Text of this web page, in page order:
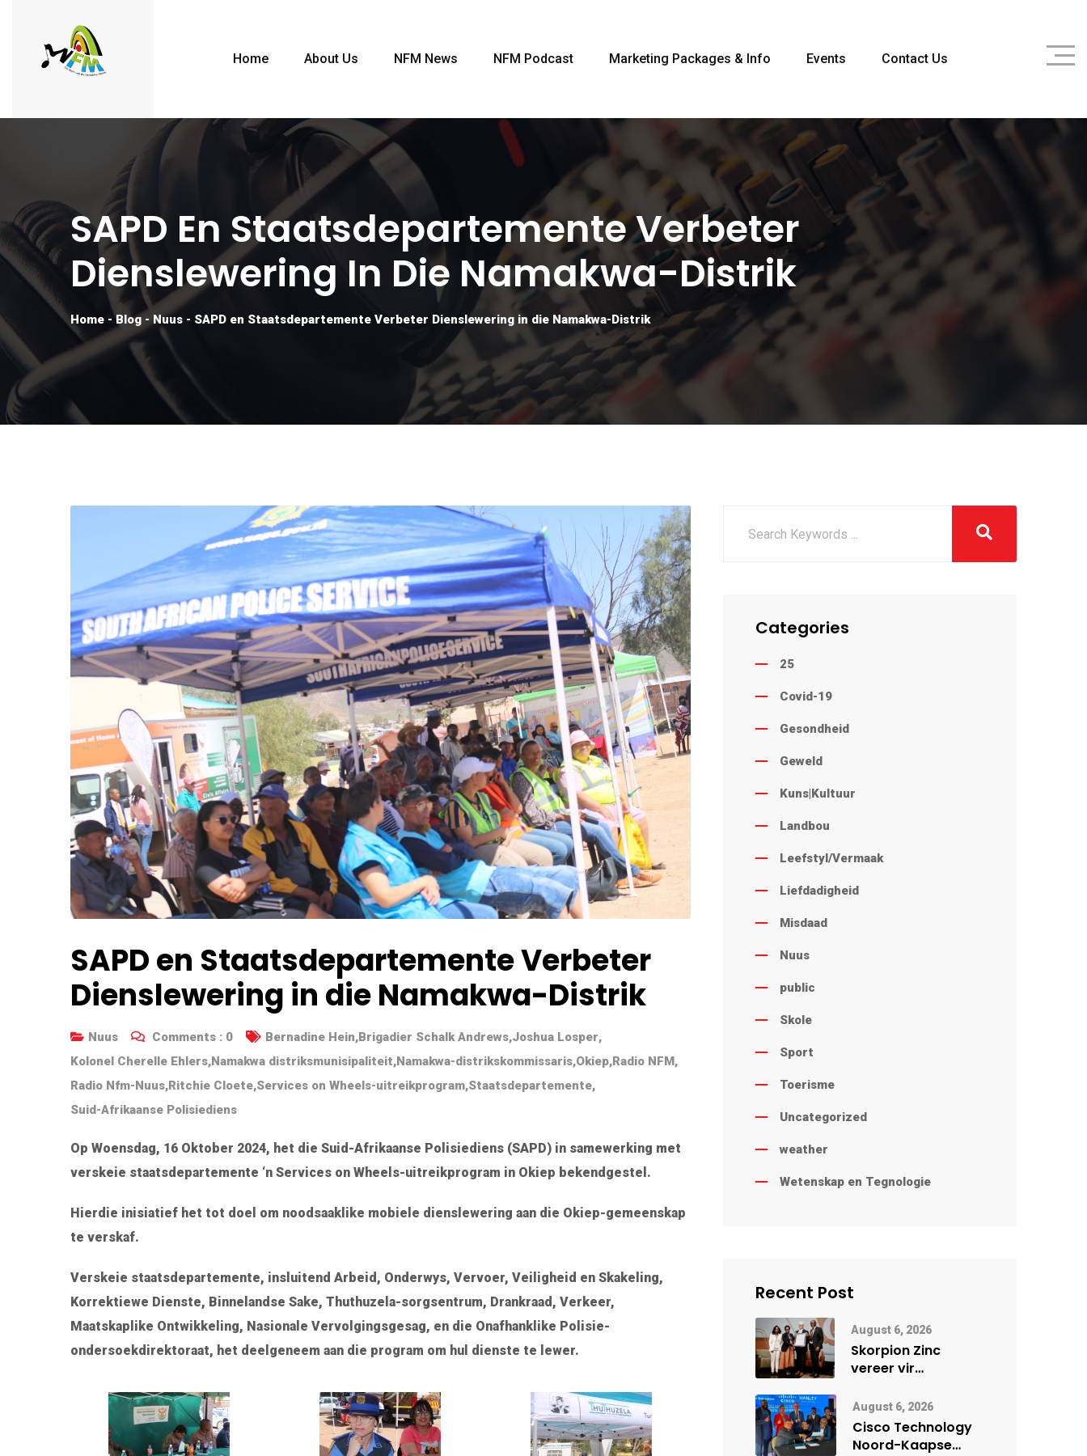
Home About Us NFM News NFM Podcast Marketing Packages & Info Events Contact Us
SAPD En Staatsdepartemente Verbeter
Dienslewering In Die Namakwa-Distrik
Home -Blog - Nuus - SAPD en Staatsdepartemente Verbeter Dienslewering in die Namakwa-Distrik
SAPD en Staatsdepartemente Verbeter
Dienslewering in die Namakwa-Distrik
Nuus Comments : 0 Bernadine Hein,Brigadier Schalk Andrews,Joshua Losper,
Kolonel Cherelle Ehlers,Namakwa distriksmunisipaliteit,Namakwa-distrikskommissaris,Okiep,Radio NFM ,
Radio Nfm-Nuus,Ritchie Cloete,Services on Wheels-uitreikprogram,Staatsdepartemente,
Suid-Afrikaanse Polisiediens
Op Woensdag, 16 Oktober 2024, het die Suid-Afrikaanse Polisiediens (SAPD) in samewerking met
verskeie staatsdepartemente ‘n Services on Wheels-uitreikprogram in Okiep bekendgestel.
Hierdie inisiatief het tot doel om noodsaaklike mobiele dienslewering aan die Okiep-gemeenskap
te verskaf.
Verskeie staatsdepartemente, insluitend Arbeid, Onderwys, Vervoer, Veiligheid en Skakeling,
Korrektiewe Dienste, Binnelandse Sake, Thuthuzela-sorgsentrum, Drankraad, Verkeer,
Maatskaplike Ontwikkeling, Nasionale Vervolgingsgesag, en die Onafhanklike Polisie-
ondersoekdirektoraat, het deelgeneem aan die program om hul dienste te lewer.
Categories
25
Covid-19
Gesondheid
Geweld
Kuns|Kultuur
Landbou
Leefstyl/Vermaak
Liefdadigheid
Misdaad
Nuus
public
Skole
Sport
Toerisme
Uncategorized
weather
Wetenskap en Tegnologie
Recent Post
August 6, 2026
Skorpion Zinc
vereer vir
veiligheidsprestasie
by Namibië Mynbou
Ekspo
August 6, 2026
Cisco Technology
Noord-Kaapse